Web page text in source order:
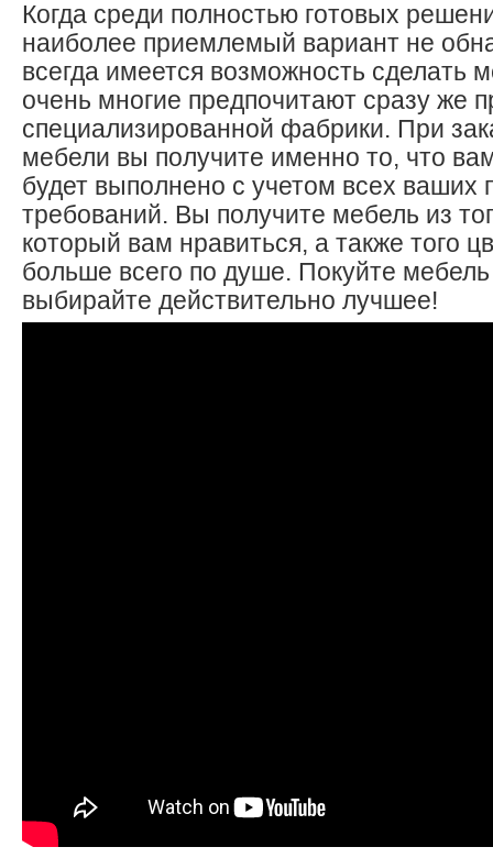
Когда среди полностью готовых
наиболее приемлемый вариант не
всегда имеется возможность сделать
очень многие предпочитают сразу же
специализированной фабрики. При
мебели вы получите именно то, что
будет выполнено с учетом всех ваших
требований. Вы получите мебель из
который вам нравиться, а также того
больше всего по душе. Покуйте
выбирайте действительно лучшее!